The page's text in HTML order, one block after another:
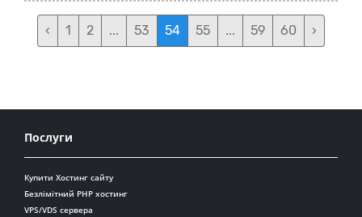
‹ 1 2 ... 53 54 55 ... 59 60 ›
Послуги
Купити Хостинг сайту
Безлімітний PHP хостинг
VPS/VDS сервера